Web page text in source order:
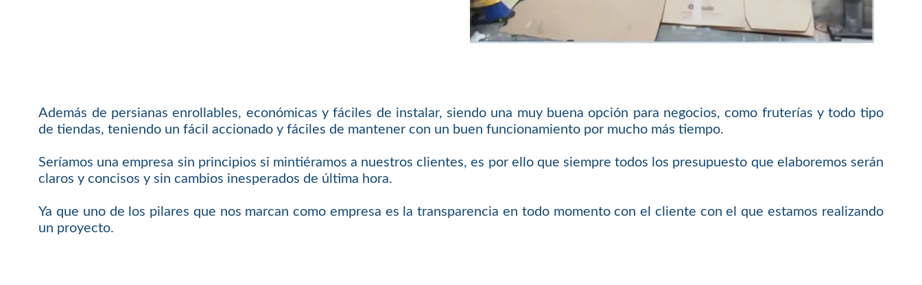
Además de persianas enrollables, económicas y fáciles de instalar, siendo una muy buena opción para negocios, como fruterías y todo tipo
de tiendas, teniendo un fácil accionado y fáciles de mantener con un buen funcionamiento por mucho más tiempo.
Seríamos una empresa sin principios si mintiéramos a nuestros clientes, es por ello que siempre todos los presupuesto que elaboremos serán
claros y concisos y sin cambios inesperados de última hora.
Ya que uno de los pilares que nos marcan como empresa es la transparencia en todo momento con el cliente con el que estamos realizando
un proyecto.